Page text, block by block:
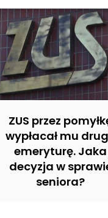
ZUS przez
wypłacał mu
emeryturę. Jaka
decyzja w
seniora?